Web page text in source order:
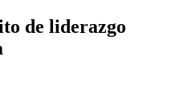
de liderazgo